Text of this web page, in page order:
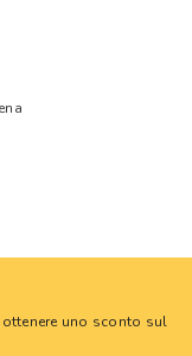
uno sconto sul